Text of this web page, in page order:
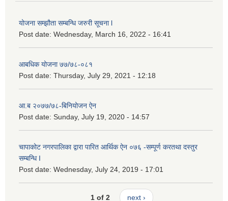
योजना सम्झौता सम्बन्धि जरुरी सूचना l
Post date: Wednesday, March 16, 2022 - 16:41
आबधिक योजना ७७/७८-०८१
Post date: Thursday, July 29, 2021 - 12:18
आ.ब २०७७/७८-बिनियोजन ऐन
Post date: Sunday, July 19, 2020 - 14:57
चापाकोट नगरपालिका द्वारा पारित आर्थिक ऐन ०७६ -सम्पूर्ण करतथा दस्तुर
सम्बन्धि I
Post date: Wednesday, July 24, 2019 - 17:01
1 of 2 next ›